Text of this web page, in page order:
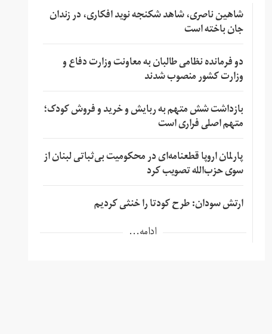
شاهین ناصری، شاهد شکنجه نوید افکاری، در زندان
جان باخته است
دو فرمانده نظامی طالبان به معاونت وزارت دفاع و
وزارت کشور منصوب شدند
بازداشت شش متهم به ربایش و خرید و فروش کودک؛
متهم اصلی فراری است
پارلمان اروپا قطعنامه‌ای در محکومیت بی‌ثباتی لبنان از
سوی حزب‌الله تصویب کرد
ارتش سودان: طرح کودتا را خنثی کردیم
ادامه...